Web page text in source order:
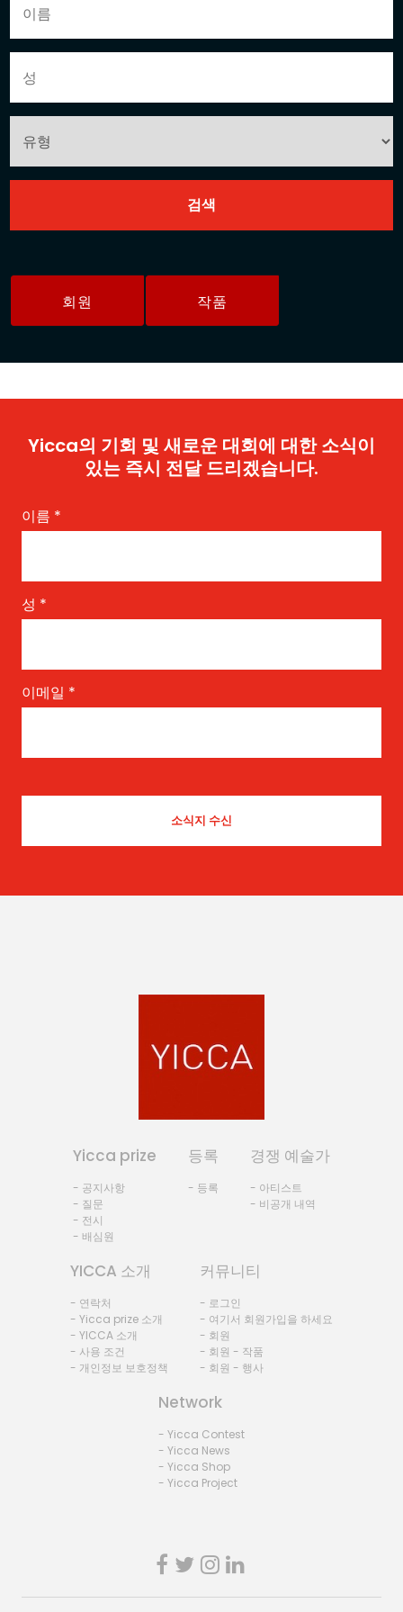
회원 작품
Yicca의 기회 및 새로운 대회에 대한 소식이
있는 즉시 전달 드리겠습니다.
이름 *
성 *
이메일 *
Yicca prize
- 공지사항
- 질문
- 전시
- 배심원
등록
- 등록
경쟁 예술가
- 아티스트
- 비공개 내역
YICCA 소개
- 연락처
- Yicca prize 소개
- YICCA 소개
- 사용 조건
- 개인정보 보호정책
커뮤니티
- 로그인
- 여기서 회원가입을 하세요
- 회원
- 회원 - 작품
- 회원 - 행사
Network
- Yicca Contest
- Yicca News
- Yicca Shop
- Yicca Project